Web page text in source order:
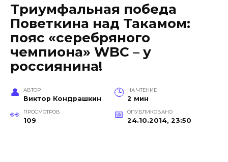
Триумфальная победа
Поветкина над Такамом:
пояс «серебряного
чемпиона» WBC – у
россиянина!
АВТОР
Виктор Кондрашкин
НА ЧТЕНИЕ
2 мин
ПРОСМОТРОВ
109
ОПУБЛИКОВАНО
24.10.2014, 23:50